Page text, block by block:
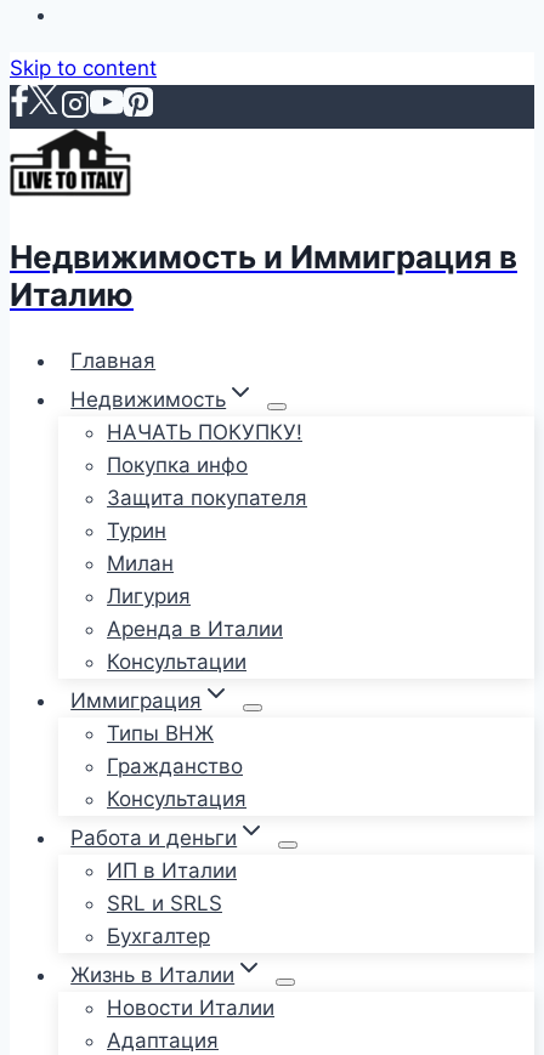
Skip to content
Недвижимость и Иммиграция в
Италию
Главная
Недвижимость
НАЧАТЬ ПОКУПКУ!
Покупка инфо
Защита покупателя
Турин
Милан
Лигурия
Аренда в Италии
Консультации
Иммиграция
Типы ВНЖ
Гражданство
Консультация
Работа и деньги
ИП в Италии
SRL и SRLS
Бухгалтер
Жизнь в Италии
Новости Италии
Адаптация